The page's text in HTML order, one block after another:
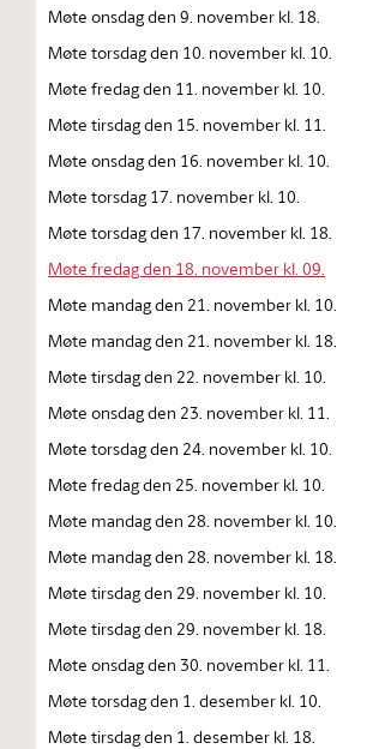
Møte onsdag den 9. november kl. 18.
Møte torsdag den 10. november kl. 10.
Møte fredag den 11. november kl. 10.
Møte tirsdag den 15. november kl. 11.
Møte onsdag den 16. november kl. 10.
Møte torsdag 17. november kl. 10.
Møte torsdag den 17. november kl. 18.
Møte fredag den 18. november kl. 09.
Møte mandag den 21. november kl. 10.
Møte mandag den 21. november kl. 18.
Møte tirsdag den 22. november kl. 10.
Møte onsdag den 23. november kl. 11.
Møte torsdag den 24. november kl. 10.
Møte fredag den 25. november kl. 10.
Møte mandag den 28. november kl. 10.
Møte mandag den 28. november kl. 18.
Møte tirsdag den 29. november kl. 10.
Møte tirsdag den 29. november kl. 18.
Møte onsdag den 30. november kl. 11.
Møte torsdag den 1. desember kl. 10.
Møte tirsdag den 1. desember kl. 18.